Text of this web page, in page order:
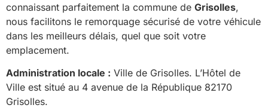
connaissant parfaitement la commune de Grisolles,
nous facilitons le remorquage sécurisé de votre véhicule
dans les meilleurs délais, quel que soit votre
emplacement.
Administration locale : Ville de Grisolles. L’Hôtel de
Ville est situé au 4 avenue de la République 82170
Grisolles.